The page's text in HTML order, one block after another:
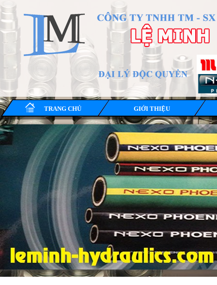
TRANG CHỦ GIỚI THIỆU
Ống thủy lực NEXO PHOENIX